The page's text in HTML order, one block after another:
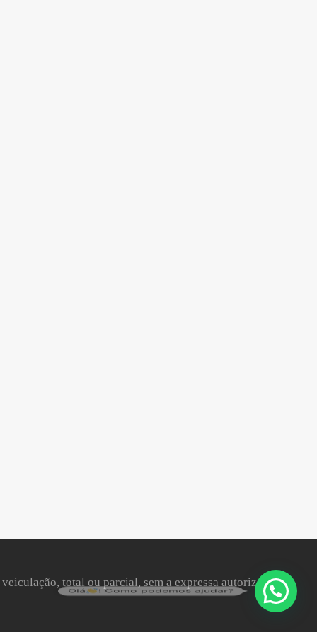
total ou parcial, sem a expressa autorização da
Olá ! Como podemos ajudar?